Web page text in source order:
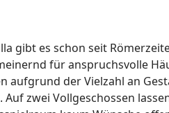
gibt es schon seit
für anspruchsvolle
aufgrund der Vielzahl an
Auf zwei Vollgeschossen